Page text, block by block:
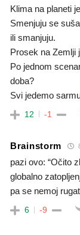
Klima na planeti
Smenjuju se
ili smanjuju.
Prosek na Zemlji
Po jednom
doba?
Svi jedemo
12 -1
Brainstorm
pazi ovo: “Očito
globalno
pa se nemoj
6 -9